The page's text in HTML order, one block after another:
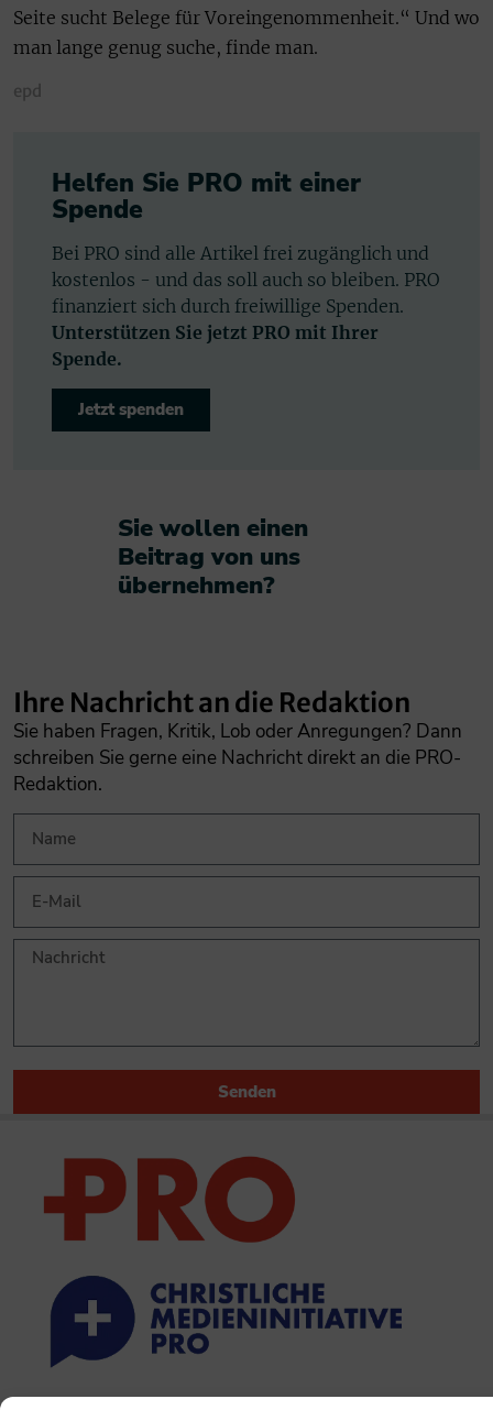
Seite sucht Belege für Voreingenommenheit.“ Und wo
man lange genug suche, finde man.
epd
Helfen Sie PRO mit einer
Spende
Bei PRO sind alle Artikel frei zugänglich und
kostenlos - und das soll auch so bleiben. PRO
finanziert sich durch freiwillige Spenden.
Unterstützen Sie jetzt PRO mit Ihrer
Spende.
Jetzt spenden
Sie wollen einen
Beitrag von uns
übernehmen?​
Ihre Nachricht an die Redaktion
Sie haben Fragen, Kritik, Lob oder Anregungen? Dann
schreiben Sie gerne eine Nachricht direkt an die PRO-
Redaktion.
Senden